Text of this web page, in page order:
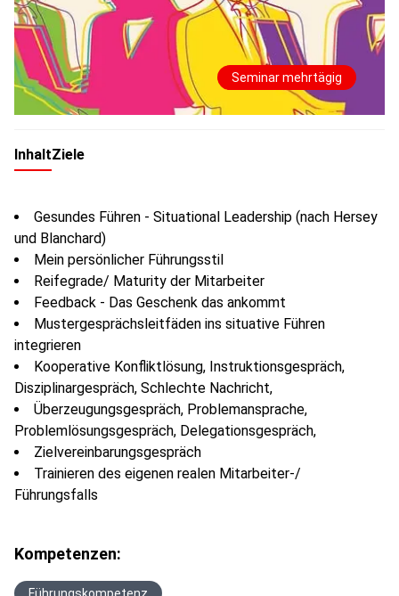
Seminar mehrtägig
InhaltZiele
Gesundes Führen - Situational Leadership (nach Hersey
und Blanchard)
Mein persönlicher Führungsstil
Reifegrade/ Maturity der Mitarbeiter
Feedback - Das Geschenk das ankommt
Mustergesprächsleitfäden ins situative Führen
integrieren
Kooperative Konfliktlösung, Instruktionsgespräch,
Disziplinargespräch, Schlechte Nachricht,
Überzeugungsgespräch, Problemansprache,
Problemlösungsgespräch, Delegationsgespräch,
Zielvereinbarungsgespräch
Trainieren des eigenen realen Mitarbeiter-/
Führungsfalls
Kompetenzen: